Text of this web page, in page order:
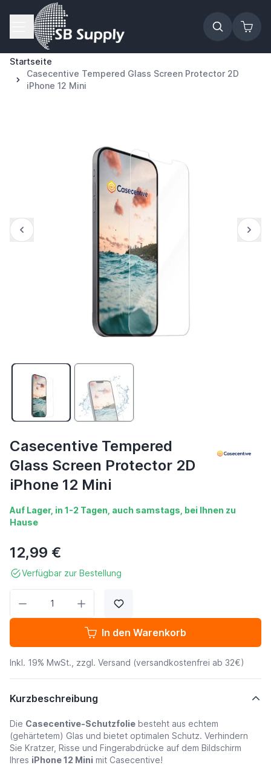
Zum Inhalt springen
Startseite
Casecentive Tempered Glass Screen Protector 2D
iPhone 12 Mini
Casecentive Tempered
Glass Screen Protector 2D
iPhone 12 Mini
Auf Lager, in 1-2 Tagen, auch samstags, bei Ihnen zu
Hause
12,99 €
Verfügbar zur Bestellung
In den Warenkorb
Inkl. 19% MwSt., zzgl. Versand (versandkostenfrei ab 32€)
Kurzbeschreibung
Die Casecentive-Schutzfolie besteht aus echtem
(gehärtetem) Glas und bietet optimalen Schutz. Verhindern
Sie Kratzer, Risse und Fingerabdrücke auf dem Bildschirm
Ihres iPhone 12 Mini mit Casecentive!